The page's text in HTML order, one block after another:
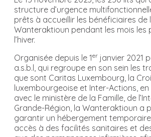
structure d’urgence
prêts à accueillir les bénéficiaires de
Wanteraktioun pendant les mois les
l’hiver.
Organisée depuis le 1er janvier 2021
a.s.b.l, qui regroupe en son sein les
que sont Caritas Luxembourg, la
luxembourgeoise et Inter-Actions,
avec le ministère de la Famille, de
Grande-Région, la Wanteraktioun a
garantir un hébergement
accès à des facilités sanitaires et